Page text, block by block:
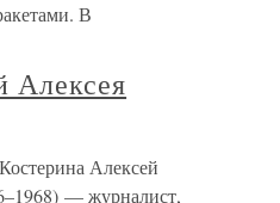
В
Алексея
Алексей
— журналист,